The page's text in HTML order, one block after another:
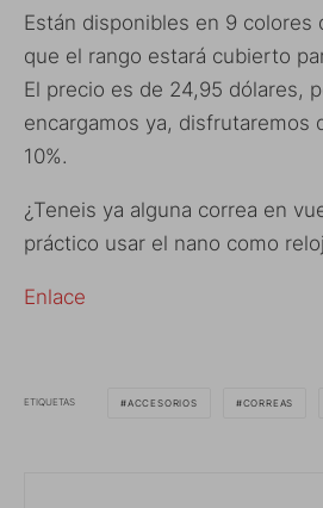
Están disponibles en 9 colores
que el rango estará cubierto
El precio es de 24,95 dólares,
encargamos ya, disfrutaremos
10%.
¿Teneis ya alguna correa en
práctico usar el nano como
Enlace
ETIQUETAS ACCESORIOS CORREAS